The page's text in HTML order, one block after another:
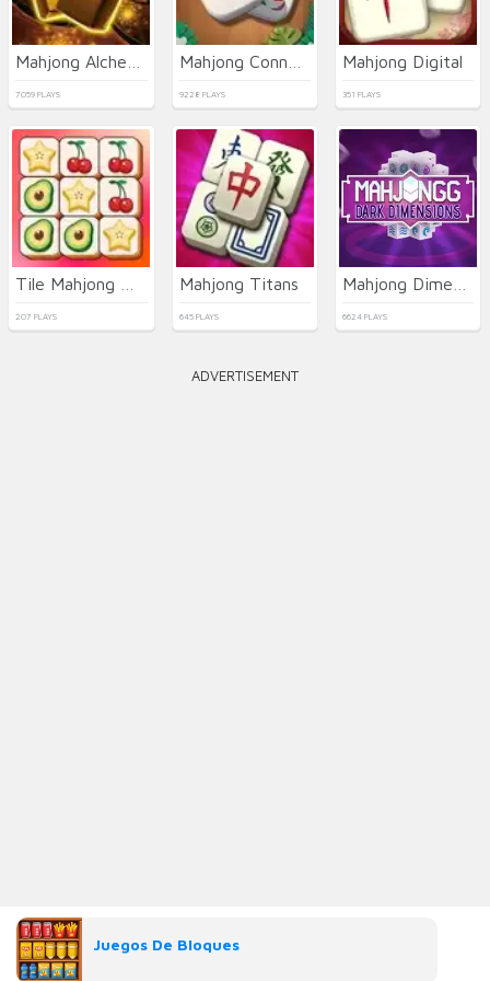
7059 PLAYS 9228 PLAYS
Mahjong Digital
351 PLAYS
207 PLAYS
Mahjong Titans
645 PLAYS 6624 PLAYS
ADVERTISEMENT
Juegos De Bloques